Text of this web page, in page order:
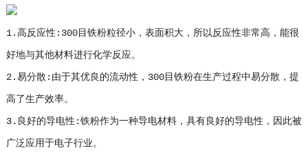
1.高反应性:300目铁粉粒径小，表面积大，所以反应性非常高，能很
好地与其他材料进行化学反应。
2.易分散:由于其优良的流动性，300目铁粉在生产过程中易分散，提
高了生产效率。
3.良好的导电性:铁粉作为一种导电材料，具有良好的导电性，因此被
广泛应用于电子行业。